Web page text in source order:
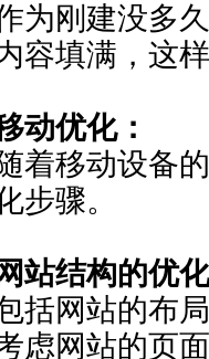
为刚建没多
容填满，这
动优化：
着移动设备
步骤。
网站结构的优化
括网站的布
虑网站的页